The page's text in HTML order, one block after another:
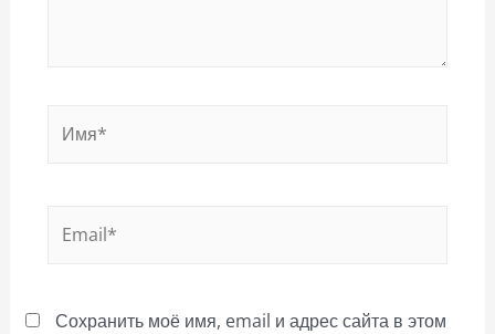
Сохранить моё имя, email и адрес сайта в этом